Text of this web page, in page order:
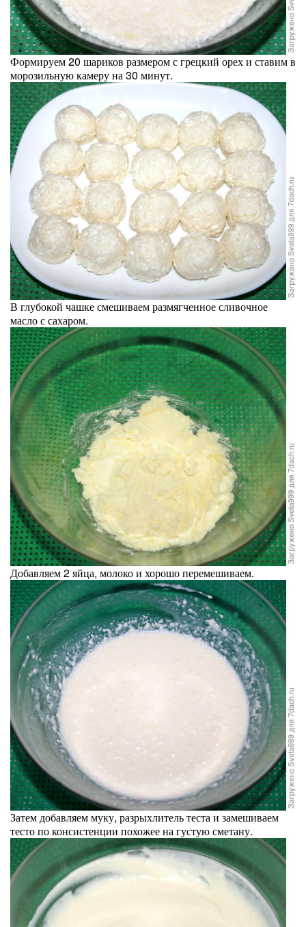
Формируем 20 шариков размером с грецкий орех и ставим в
морозильную камеру на 30 минут.
В глубокой чашке смешиваем размягченное сливочное
масло с сахаром.
Добавляем 2 яйца, молоко и хорошо перемешиваем.
Затем добавляем муку, разрыхлитель теста и замешиваем
тесто по консистенции похожее на густую сметану.